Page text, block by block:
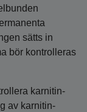
sätts in
bör kontrolleras
karnitin­
av karnitin­